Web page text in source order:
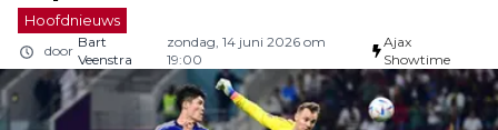
Hoofdnieuws
door
Bart
Veenstra
zondag, 14 juni 2026 om
19:00
Ajax
Showtime